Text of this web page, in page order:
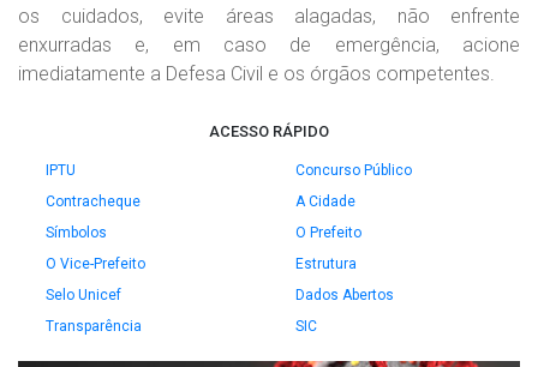
os cuidados, evite áreas alagadas, não enfrente
enxurradas e, em caso de emergência, acione
imediatamente a Defesa Civil e os órgãos competentes.
ACESSO RÁPIDO
IPTU
Concurso Público
Contracheque
A Cidade
Símbolos
O Prefeito
O Vice-Prefeito
Estrutura
Selo Unicef
Dados Abertos
Transparência
SIC